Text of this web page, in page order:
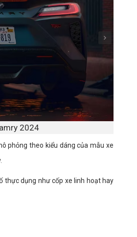
2024
phỏng theo kiểu dáng của mẫu xe
thực dụng như cốp xe linh hoạt hay